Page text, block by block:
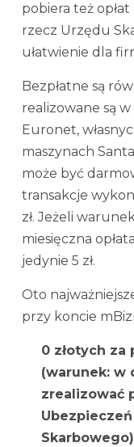
pobiera też
rzecz Urzędu
ułatwienie dla
Bezpłatne są
realizowane są
Euronet,
maszynach
może być
transakcje
zł. Jeżeli
miesięczna
jedynie 5 zł.
Oto
przy koncie
0 złotych za
(warunek: w
zrealizować